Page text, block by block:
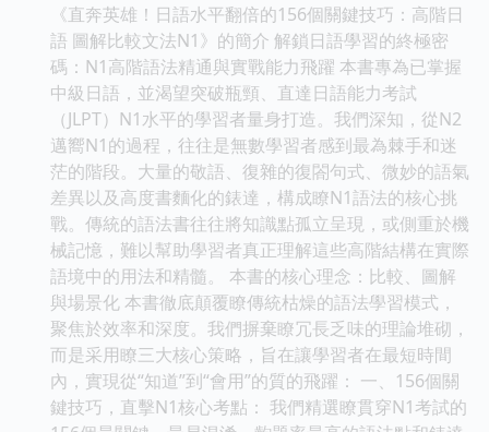
《直奔英雄！日語水平翻倍的156個關鍵技巧：高階日
語 圖解比較文法N1》的簡介 解鎖日語學習的終極密
碼：N1高階語法精通與實戰能力飛躍 本書專為已掌握
中級日語，並渴望突破瓶頸、直達日語能力考試
（JLPT）N1水平的學習者量身打造。我們深知，從N2
邁嚮N1的過程，往往是無數學習者感到最為棘手和迷
茫的階段。大量的敬語、復雜的復閤句式、微妙的語氣
差異以及高度書麵化的錶達，構成瞭N1語法的核心挑
戰。傳統的語法書往往將知識點孤立呈現，或側重於機
械記憶，難以幫助學習者真正理解這些高階結構在實際
語境中的用法和精髓。 本書的核心理念：比較、圖解
與場景化 本書徹底顛覆瞭傳統枯燥的語法學習模式，
聚焦於效率和深度。我們摒棄瞭冗長乏味的理論堆砌，
而是采用瞭三大核心策略，旨在讓學習者在最短時間
內，實現從“知道”到“會用”的質的飛躍： 一、156個關
鍵技巧，直擊N1核心考點： 我們精選瞭貫穿N1考試的